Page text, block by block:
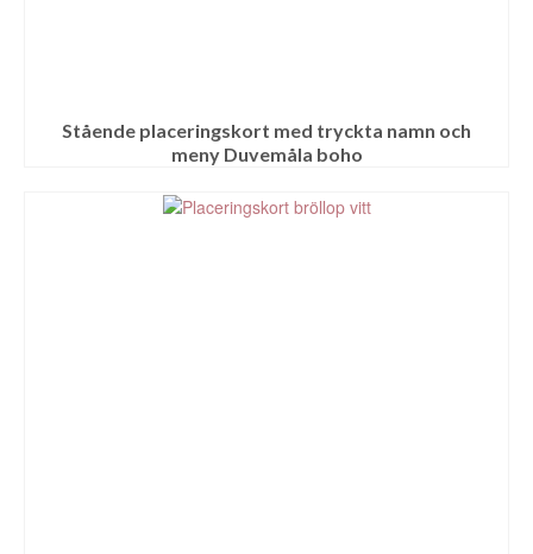
Stående placeringskort med tryckta namn och
meny Duvemåla boho